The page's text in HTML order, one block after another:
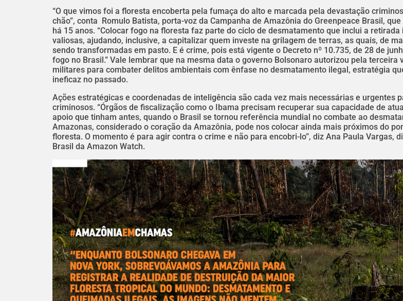
“O que vimos foi a floresta encoberta pela fumaça do alto e marcada pela devastação
chão”, conta Romulo Batista, porta-voz da Campanha de Amazônia do Greenpeace Brasil,
há 15 anos. “Colocar fogo na floresta faz parte do ciclo de desmatamento que inclui a
valiosas, ajudando, inclusive, a capitalizar quem investe na grilagem de terras, as quais, de
sendo transformadas em pasto. E é crime, pois está vigente o Decreto nº 10.735, de 28 de
fogo no Brasil.” Vale lembrar que na mesma data o governo Bolsonaro autorizou pela terceira
militares para combater delitos ambientais com ênfase no desmatamento ilegal, estratégia
ineficaz no passado.
Ações estratégicas e coordenadas de inteligência são cada vez mais necessárias e urgentes
criminosos. “Órgãos de fiscalização como o Ibama precisam recuperar sua capacidade de
apoio que tinham antes, quando o Brasil se tornou referência mundial no combate ao
Amazonas, considerado o coração da Amazônia, pode nos colocar ainda mais próximos do
floresta. O momento é para agir contra o crime e não para encobri-lo”, diz Ana Paula Vargas,
Brasil da Amazon Watch.